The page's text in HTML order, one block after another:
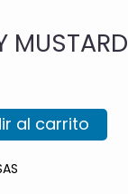
MUSTARD
al carrito